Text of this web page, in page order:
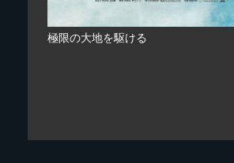
極限の大地を駆ける